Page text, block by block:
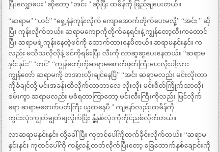
ပြီးလျှောပေး” ဆိုတော့ “အင်း ” ဆိုပြီး ထမိန်ကို ဖြည်ချပေးတယ်။
“‌ဆရာမ” “‌ဟင်” “‌ရှေ့နဲနဲကုန်းလိုက် ကျောအောက်တိုက်ပေးမလို့” “‌အင်း ” ဆို
ပြီး ကုန်းလိုက်တယ်။ ဆရာမကျောကိုတိုက်နေရင်းနဲ့ ကျွန်တော့လီးကတောင်
ပြီး ဆရာမရဲ့ကုန်းနေတဲ့ဖင်ကို ထောက်ထားနေမိတယ်။ ဆရာမနှင်းနှင်း က
လည်း မသိသလိုလိုနဲ့ ဖင်ကိုရမ်းပြီး လီးကို လာဆွဆွပေးနေတယ်။ “‌ဆရာမ
နှင်းနှင်း” “‌ဟင်” “‌ကျွန်တော့်ကိုဆရာမစောက်ဖုတ်ကြီးပေးလိုးပါ့လား
ကျွန်တော် ဆရာမကို တအားလိုးချင်နေပြီ” “‌အင်း ဆရာမလည်း မင်းလိုးတာ
ကိုခံချင်လို့ မင်းအခန်းထိလိုက်လာတာလေ လိုးလိုး မင်းစိတ်ကြိုက်သာလိုး
စမ်းကွာ ဆရာမလည်း မခံရတာကြာတော့ မင်းလီးကြီးကိုလည်း မြင်လိုက်
ရော ဆရာမစောက်ပတ်ကြီး ယွထနေပီ ” ကျနော်လည်းထမိန်ကို
ကွင်းလုံးကျွတ်ချွတ်ချလိုက်ပြီး နိူ့နှစ်လုံးကိုကိုင်ညစ်လိုက်တယ်။
လာဆရာမနှင်းနှင်း လို့ခေါ်ပြီး ကုတင်ပေါ်ကိုတက်ခိုင်းလိုက်တယ်။ “‌ဆရာမ
နှင်းနှင်း ကုတင်ပေါ်ကို ကန့်လန့် တတ်လိုက်ပြီးတော့ ခြေထောက်နှစ်ချောင်းကို